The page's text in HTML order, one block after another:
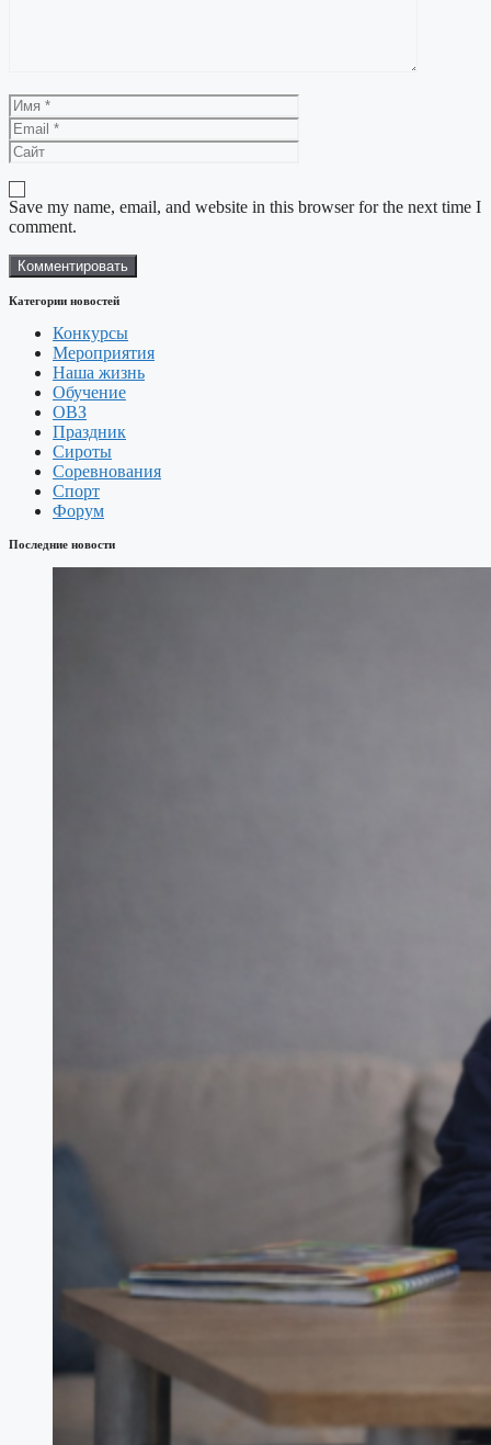
Имя
Save my name, email, and website in this browser for the next time I
comment.
Категории новостей
Конкурсы
Мероприятия
Наша жизнь
Обучение
ОВЗ
Праздник
Сироты
Соревнования
Спорт
Форум
Последние новости